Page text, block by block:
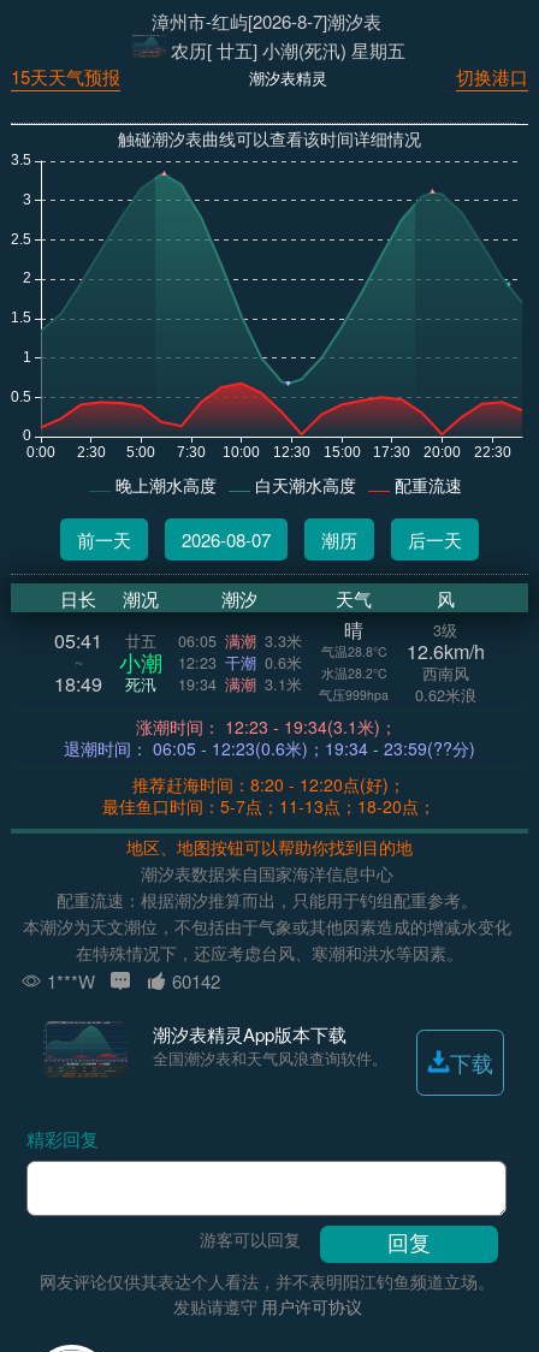
漳州市-红屿[2026-8-7]潮汐表
农历[ 廿五] 小潮(死汛) 星期五
切换港口
潮汐表精灵
15天天气预报
触碰潮汐表曲线可以查看该时间详细情况
晚上潮水高度 白天潮水高度 配重流速
前一天 2026-08-07 潮历 后一天
日长 潮况 潮汐 天气 风
05:41
~
18:49
廿五
小潮
死汛
06:05 满潮 3.3米
12:23 干潮 0.6米
19:34 满潮 3.1米
晴
气温28.8°C
水温28.2°C
气压999hpa
3级
12.6km/h
西南风
0.62米浪
涨潮时间： 12:23 - 19:34(3.1米)；
退潮时间： 06:05 - 12:23(0.6米)；19:34 - 23:59(??分)
推荐赶海时间：8:20 - 12:20点(好)；
最佳鱼口时间：5-7点；11-13点；18-20点；
地区、地图按钮可以帮助你找到目的地
潮汐表数据来自国家海洋信息中心
配重流速：根据潮汐推算而出，只能用于钓组配重参考。
本潮汐为天文潮位，不包括由于气象或其他因素造成的增减水变化
在特殊情况下，还应考虑台风、寒潮和洪水等因素。
1***W 60142
潮汐表精灵App版本下载
全国潮汐表和天气风浪查询软件。 下载
精彩回复
游客可以回复
网友评论仅供其表达个人看法，并不表明阳江钓鱼频道立场。
发贴请遵守 用户许可协议